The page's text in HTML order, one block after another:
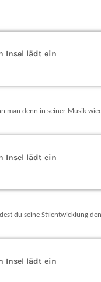
Insel lädt ein
man denn in seiner Musik
Insel lädt ein
du seine Stilentwicklung
Insel lädt ein